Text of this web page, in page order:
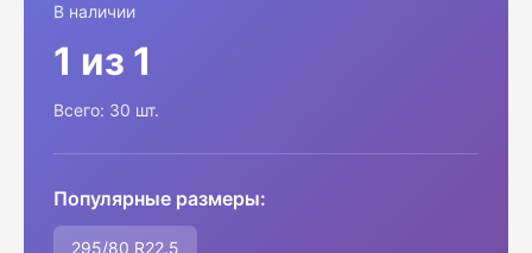
В наличии
1 из 1
Всего: 30 шт.
Популярные размеры:
295/80 R22.5